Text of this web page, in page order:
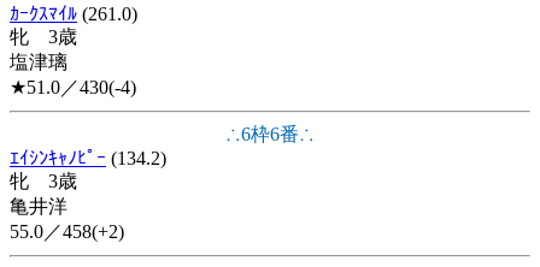
ｶｰｸｽﾏｲﾙ (261.0)
牝 3歳
塩津璃
★51.0／430(-4)
∴6枠6番∴
ｴｲｼﾝｷｬﾉﾋﾟｰ (134.2)
牝 3歳
亀井洋
55.0／458(+2)